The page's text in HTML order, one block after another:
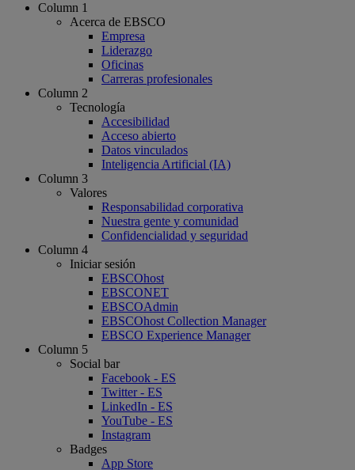
Column 1
Acerca de EBSCO
Empresa
Liderazgo
Oficinas
Carreras profesionales
Column 2
Tecnología
Accesibilidad
Acceso abierto
Datos vinculados
Inteligencia Artificial (IA)
Column 3
Valores
Responsabilidad corporativa
Nuestra gente y comunidad
Confidencialidad y seguridad
Column 4
Iniciar sesión
EBSCOhost
EBSCONET
EBSCOAdmin
EBSCOhost Collection Manager
EBSCO Experience Manager
Column 5
Social bar
Facebook - ES
Twitter - ES
LinkedIn - ES
YouTube - ES
Instagram
Badges
App Store